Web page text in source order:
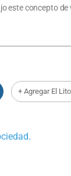
este concepto
+ Agregar El